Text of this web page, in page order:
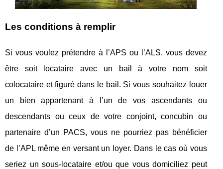
Les conditions à remplir
Si vous voulez prétendre à l’APS ou l’ALS, vous devez
être soit locataire avec un bail à votre nom soit
colocataire et figuré dans le bail. Si vous souhaitez louer
un bien appartenant à l’un de vos ascendants ou
descendants ou ceux de votre conjoint, concubin ou
partenaire d’un PACS, vous ne pourriez pas bénéficier
de l’APL même en versant un loyer. Dans le cas où vous
seriez un sous-locataire et/ou que vous domiciliez peut